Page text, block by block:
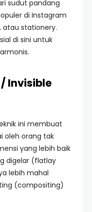
sudut pandang
di Instagram
atau stationery.
di sini untuk
Invisible
ini membuat
oleh orang tak
yang lebih baik
digelar (flatlay
lebih mahal
(compositing)